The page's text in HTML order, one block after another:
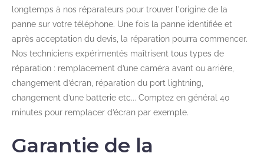
longtemps à nos réparateurs pour trouver l'origine de la
panne sur votre téléphone. Une fois la panne identifiée et
après acceptation du devis, la réparation pourra commencer.
Nos techniciens expérimentés maîtrisent tous types de
réparation : remplacement d’une caméra avant ou arrière,
changement d’écran, réparation du port lightning,
changement d’une batterie etc... Comptez en général 40
minutes pour remplacer d’écran par exemple.
Garantie de la